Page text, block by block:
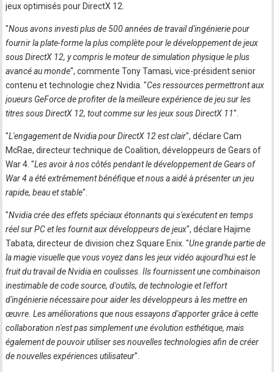
jeux optimisés pour DirectX 12.
"Nous avons investi plus de 500 années de travail d'ingénierie pour
fournir la plate-forme la plus complète pour le développement de jeux
sous DirectX 12, y compris le moteur de simulation physique le plus
avancé au monde", commente Tony Tamasi, vice-président senior
contenu et technologie chez Nvidia. "Ces ressources permettront aux
joueurs GeForce de profiter de la meilleure expérience de jeu sur les
titres sous DirectX 12, tout comme sur les jeux sous DirectX 11".
"L'engagement de Nvidia pour DirectX 12 est clair", déclare Cam
McRae, directeur technique de Coalition, développeurs de Gears of
War 4. "Les avoir à nos côtés pendant le développement de Gears of
War 4 a été extrêmement bénéfique et nous a aidé à présenter un jeu
rapide, beau et stable".
"Nvidia crée des effets spéciaux étonnants qui s'exécutent en temps
réel sur PC et les fournit aux développeurs de jeux", déclare Hajime
Tabata, directeur de division chez Square Enix. "Une grande partie de
la magie visuelle que vous voyez dans les jeux vidéo aujourd'hui est le
fruit du travail de Nvidia en coulisses. Ils fournissent une combinaison
inestimable de code source, d'outils, de technologie et l'effort
d'ingénierie nécessaire pour aider les développeurs à les mettre en
œuvre. Les améliorations que nous essayons d'apporter grâce à cette
collaboration n'est pas simplement une évolution esthétique, mais
également de pouvoir utiliser ses nouvelles technologies afin de créer
de nouvelles expériences utilisateur".